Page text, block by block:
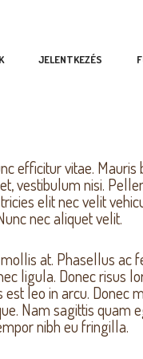
JELENTKEZÉS
efficitur vitae.
vestibulum nisi.
elit nec velit
nec aliquet velit.
at. Phasellus ac
ligula. Donec risus
leo in arcu. Donec
Nam sagittis quam
nibh eu fringilla.